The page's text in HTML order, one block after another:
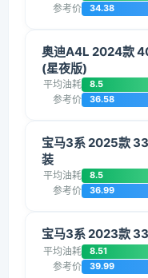
参考价 34.38
奥迪A4L 2024款
(星夜版)
平均油耗 8.5
参考价 36.58
宝马3系 2025款
装
平均油耗 8.5
参考价 36.99
宝马3系 2023款
平均油耗 8.51
参考价 39.99